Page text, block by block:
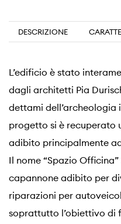
DESCRIZIONE
L’edificio è stato
dagli architetti Pia
dettami
progetto si è recuperato
adibito principalmente
Il nome “Spazio
capannone adibito per
riparazioni per
soprattutto l’obiettivo di